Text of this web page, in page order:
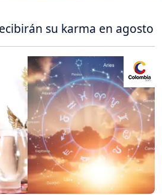
su karma en agosto